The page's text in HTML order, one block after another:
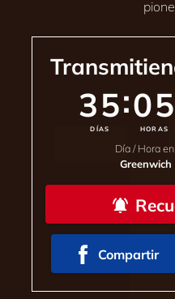
35
DÍAS
:05
HORAS
Día / Hora
Compartir